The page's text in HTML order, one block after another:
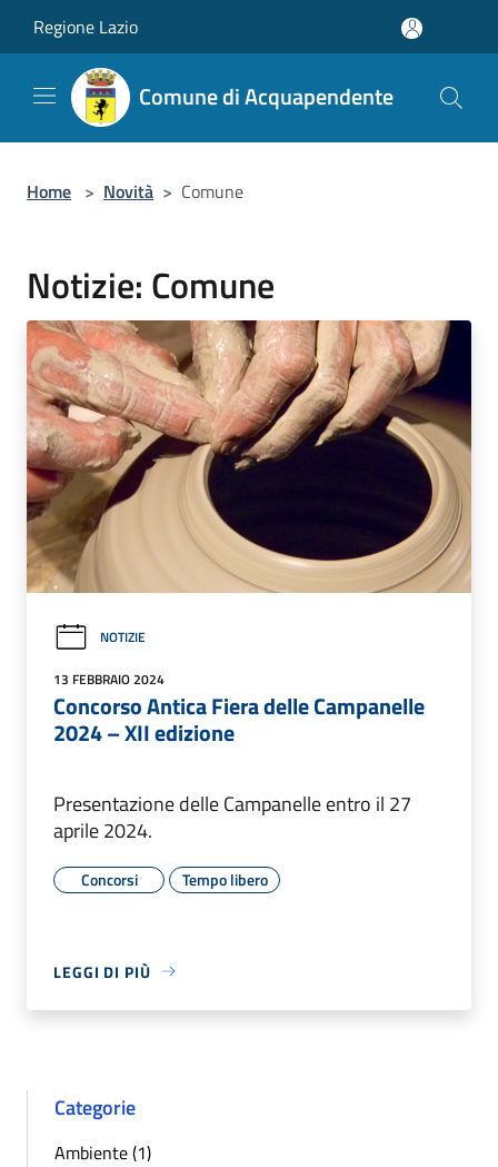
Regione Lazio
Comune di Acquapendente
Home > Novità > Comune
Notizie: Comune
NOTIZIE
13 FEBBRAIO 2024
Concorso Antica Fiera delle Campanelle
2024 – XII edizione
Presentazione delle Campanelle entro il 27
aprile 2024.
Concorsi Tempo libero
LEGGI DI PIÙ
Categorie
Ambiente (1)